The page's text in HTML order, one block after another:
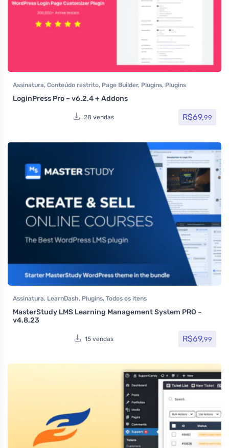
Assinatura, Conteúdo restrito, Page Builder, Plugins, Plugins
Wocoomerce
Todos os itens Woocommerce
LoginPress Pro – v6.2.4 + Addons
28 vendas R$69,99
Assinatura, LearnDash, Plugins, Todos os itens
MasterStudy LMS Learning Management System PRO –
v4.8.23
15 vendas R$69,99